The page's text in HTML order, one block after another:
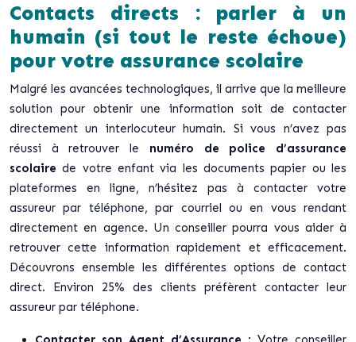
Contacts directs : parler à un
humain (si tout le reste échoue)
pour votre assurance scolaire
Malgré les avancées technologiques, il arrive que la meilleure
solution pour obtenir une information soit de contacter
directement un interlocuteur humain. Si vous n’avez pas
réussi à retrouver le numéro de police d’assurance
scolairede votre enfant via les documents papier ou les
plateformes en ligne, n’hésitez pas à contacter votre
assureur par téléphone, par courriel ou en vous rendant
directement en agence. Un conseiller pourra vous aider à
retrouver cette information rapidement et efficacement.
Découvrons ensemble les différentes options de contact
direct. Environ 25% des clients préfèrent contacter leur
assureur par téléphone.